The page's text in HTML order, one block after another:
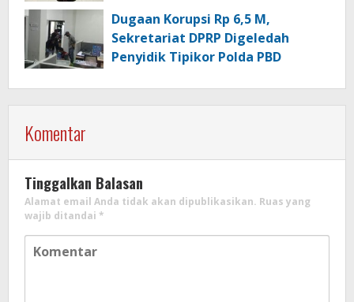
Dugaan Korupsi Rp 6,5 M,
Sekretariat DPRP Digeledah
Penyidik Tipikor Polda PBD
Komentar
Tinggalkan Balasan
Alamat email Anda tidak akan dipublikasikan. Ruas yang
wajib ditandai *